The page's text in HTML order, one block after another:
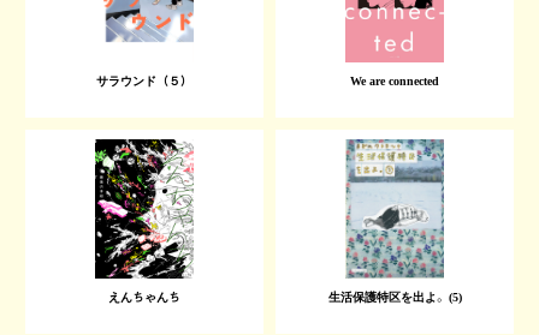
サラウンド（５） We are connected
えんちゃんち 生活保護特区を出よ。(5)